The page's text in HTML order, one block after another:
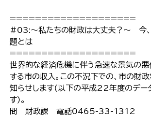
====================
#03:〜私たちの財政は大丈夫？〜 今、
題とは
====================
世界的な経済危機に伴う急速な景気の悪
する市の収入。この不況下での、市の財
知らせします(以下の平成22年度のデー
す)。
問 財政課 電話0465-33-1312